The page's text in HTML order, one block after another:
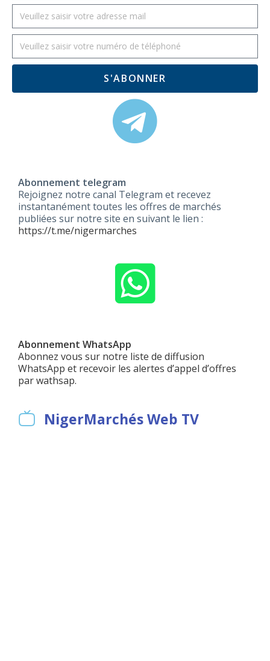
S'ABONNER
Abonnement telegram
Rejoignez notre canal Telegram et recevez
instantanément toutes les offres de marchés
publiées sur notre site en suivant le lien :
https://t.me/nigermarches
Abonnement WhatsApp
Abonnez vous sur notre liste de diffusion
WhatsApp et recevoir les alertes d’appel d’offres
par wathsap.
NigerMarchés Web TV